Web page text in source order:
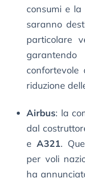
consumi e la
saranno
particolare
riduzione
Airbus: la
dal
e A321.
per voli
ha